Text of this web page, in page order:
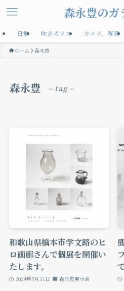
森永豊のガ
日常 吹きガラス カメラ、写真
ホーム 森永豊
森永豊 – tag –
和歌山県橋本市学文路のヒ
ロ画廊さんで個展を開催い
たします。
2024年5月31日 森永豊展示会